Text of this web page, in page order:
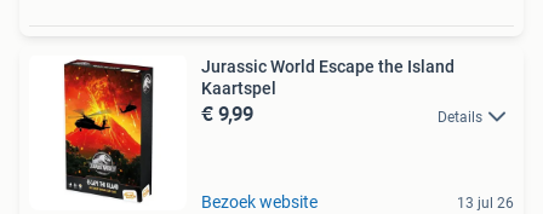
Jurassic World Escape the Island
Kaartspel
€ 9,99 Details
Bezoek website 13 jul 26